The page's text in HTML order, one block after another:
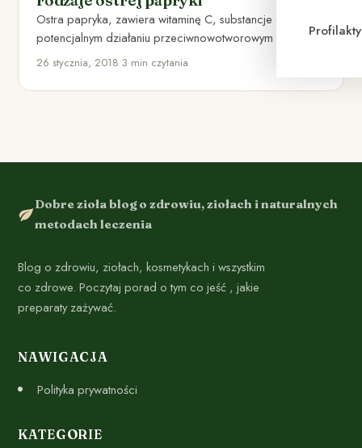
Ostra papryka, zawiera witaminę C, substancje o
potencjalnym działaniu przeciwnowotworowym i
antyoksydanty, dlatego warto włączyć ją do naszej…
26 stycznia, 2018•3 min czytania
Dobre zioła blog o zdrowiu, ziołach i naturalnych
metodach leczenia
Blog o zdrowiu, ziołach, kosmetykach i wszystkim
co zdrowe. Poczytaj porad o tym co jeść , jakie
preparaty zażywać.
NAWIGACJA
Polityka prywatności
KATEGORIE